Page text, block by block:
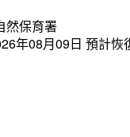
然保育署
年08月09日 預計